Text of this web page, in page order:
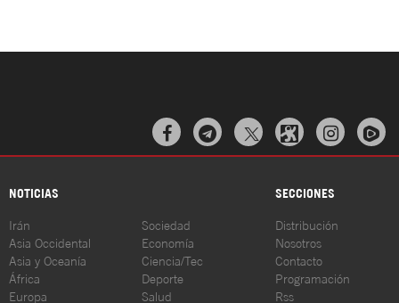
  
NOTICIAS SECCIONES
Irán
Asia Occidental
Asia y Oceanía
África
Europa
Sociedad
Economía
Ciencia/Tec
Deporte
Salud
Distribución
Nosotros
Contacto
Programación
Rss